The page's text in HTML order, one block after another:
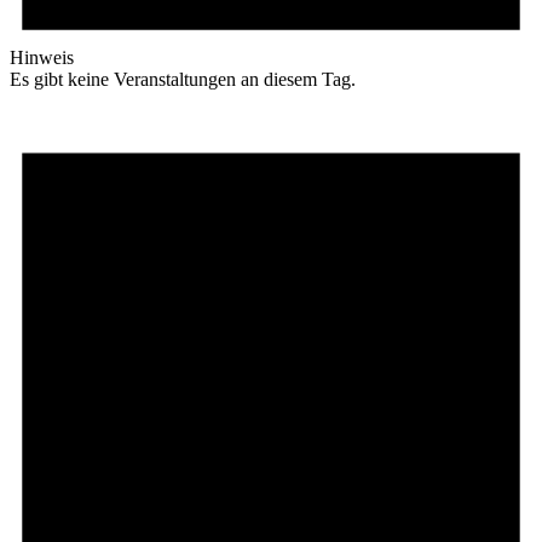
Hinweis
Es gibt keine Veranstaltungen an diesem Tag.